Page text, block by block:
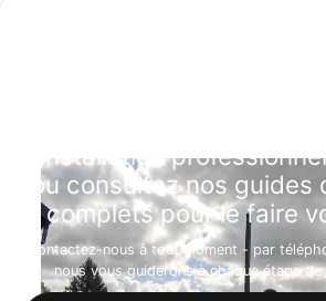
Installation
ou consultez nos guides
complets pour le faire
Contactez-nous à tout moment - par
nous vous guiderons à chaque étape